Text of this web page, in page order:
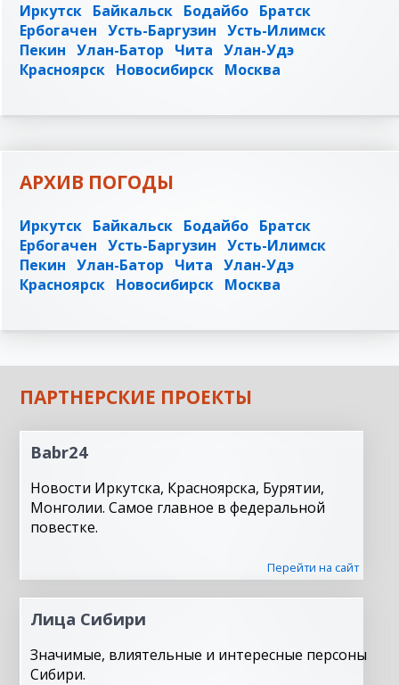
Иркутск Байкальск Бодайбо Братск
Ербогачен Усть-Баргузин Усть-Илимск
Пекин Улан-Батор Чита Улан-Удэ
Красноярск Новосибирск Москва
АРХИВ ПОГОДЫ
Иркутск Байкальск Бодайбо Братск
Ербогачен Усть-Баргузин Усть-Илимск
Пекин Улан-Батор Чита Улан-Удэ
Красноярск Новосибирск Москва
ПАРТНЕРСКИЕ ПРОЕКТЫ
Babr24
Новости Иркутска, Красноярска, Бурятии,
Монголии. Самое главное в федеральной
повестке.
Перейти на сайт
Лица Сибири
Значимые, влиятельные и интересные персоны
Сибири.